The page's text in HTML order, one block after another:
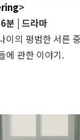
>
분 | 드라마
이의 평범한 서른
에 관한 이야기.